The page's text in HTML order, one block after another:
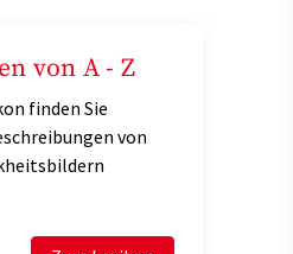
von A - Z
finden Sie
von